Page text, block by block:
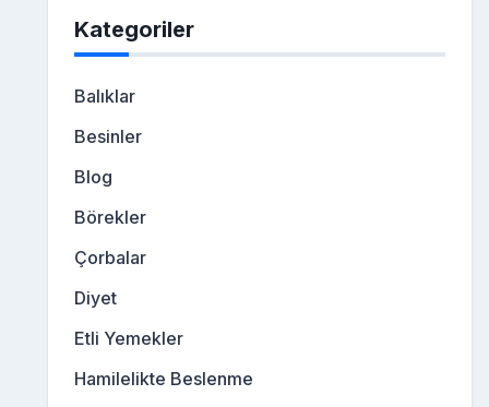
Kategoriler
Balıklar
Besinler
Blog
Börekler
Çorbalar
Diyet
Etli Yemekler
Hamilelikte Beslenme